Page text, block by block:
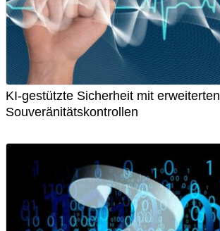
KI-gestützte Sicherheit mit erweiterten
Souveränitätskontrollen